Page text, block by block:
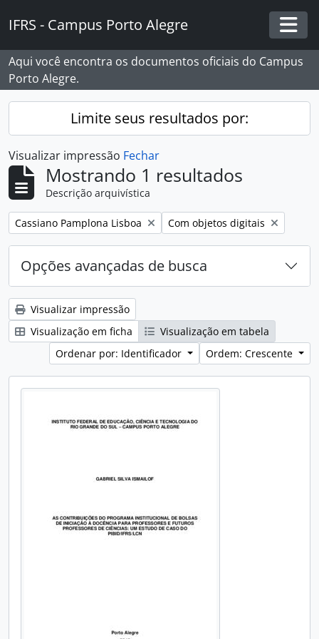
IFRS - Campus Porto Alegre
Aqui você encontra os documentos oficiais do Campus
Porto Alegre.
Limite seus resultados por:
Visualizar impressão Fechar
Mostrando 1 resultados
Descrição arquivística
Remover filtro:
Cassiano Pamplona Lisboa Remover filtro:
Com objetos digitais
Opções avançadas de busca
Visualizar impressão
Visualização em ficha
Visualização em tabela
Ordenar por: Identificador
Ordem: Crescente